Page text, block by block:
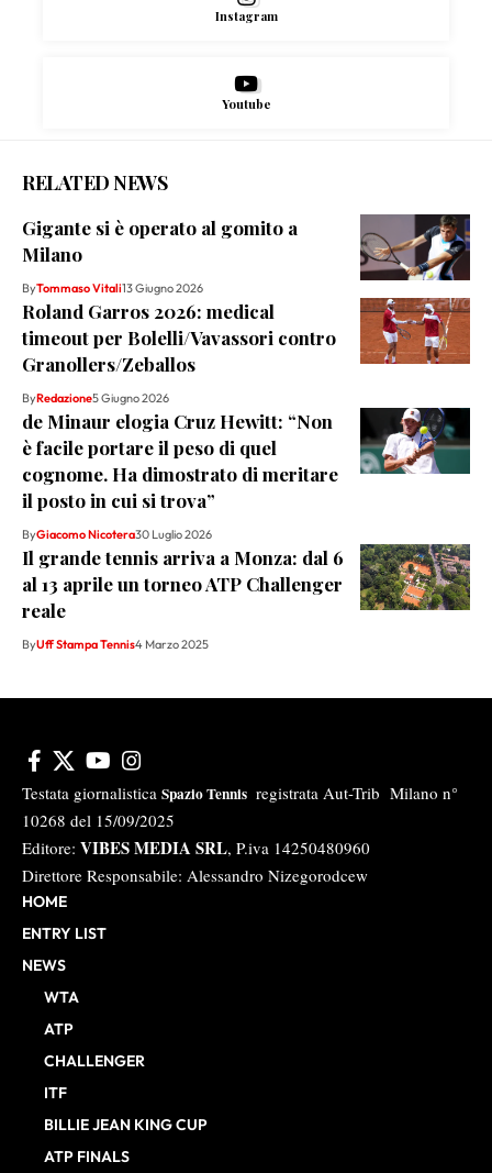
Instagram
Youtube
RELATED NEWS
Gigante si è operato al gomito a
Milano
ByTommaso Vitali13 Giugno 2026
Roland Garros 2026: medical
timeout per Bolelli/Vavassori contro
Granollers/Zeballos
ByRedazione5 Giugno 2026
de Minaur elogia Cruz Hewitt: “Non
è facile portare il peso di quel
cognome. Ha dimostrato di meritare
il posto in cui si trova”
ByGiacomo Nicotera30 Luglio 2026
Il grande tennis arriva a Monza: dal 6
al 13 aprile un torneo ATP Challenger
reale
ByUff Stampa Tennis4 Marzo 2025
Testata giornalistica Spazio Tennis registrata Aut-Trib Milano n°
10268 del 15/09/2025
Editore: VIBES MEDIA SRL, P.iva 14250480960
Direttore Responsabile: Alessandro Nizegorodcew
HOME
ENTRY LIST
NEWS
WTA
ATP
CHALLENGER
ITF
BILLIE JEAN KING CUP
ATP FINALS